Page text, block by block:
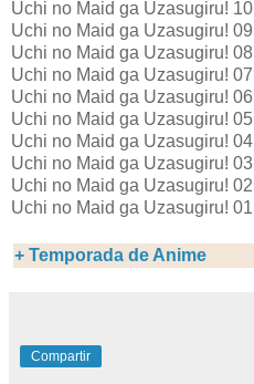
Uchi no Maid ga Uzasugiru! 10
Uchi no Maid ga Uzasugiru! 09
Uchi no Maid ga Uzasugiru! 08
Uchi no Maid ga Uzasugiru! 07
Uchi no Maid ga Uzasugiru! 06
Uchi no Maid ga Uzasugiru! 05
Uchi no Maid ga Uzasugiru! 04
Uchi no Maid ga Uzasugiru! 03
Uchi no Maid ga Uzasugiru! 02
Uchi no Maid ga Uzasugiru! 01
+ Temporada de Anime
Compartir